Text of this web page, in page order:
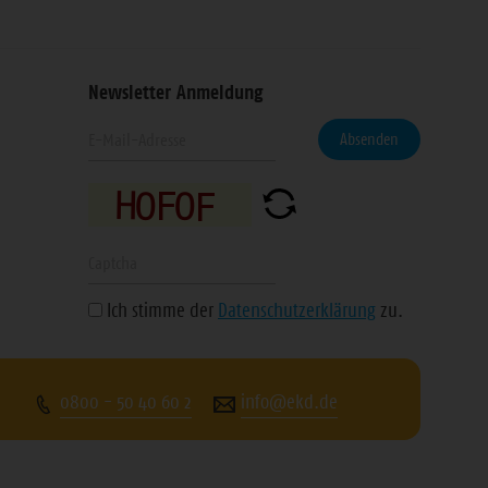
Newsletter Anmeldung
Absenden
Geben
Sie
ein
die
ein
Ich stimme der Datenschutzerklärung zu.
0800 - 50 40 60 2 info@ekd.de